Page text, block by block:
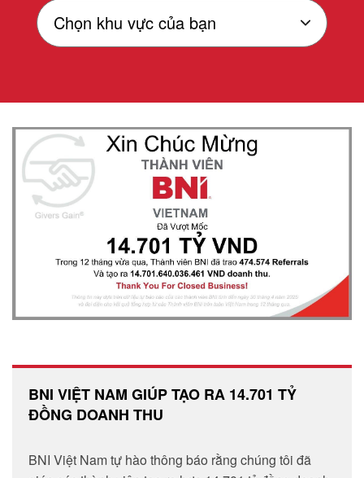
BNI VIỆT NAM GIÚP TẠO RA 14.701 TỶ
ĐỒNG DOANH THU
BNI Việt Nam tự hào thông báo rằng chúng tôi đã